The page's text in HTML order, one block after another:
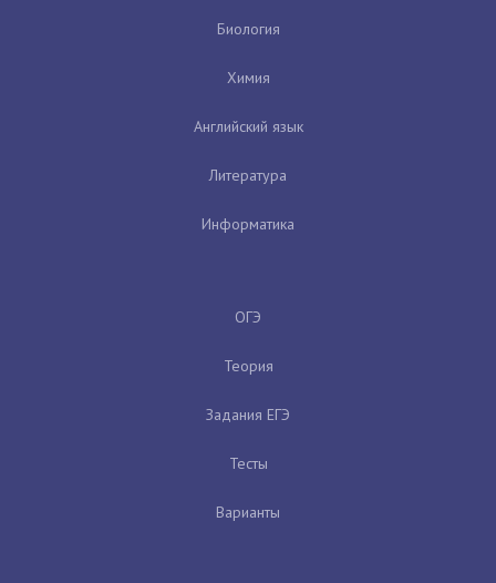
Биология
Химия
Английский язык
Литература
Информатика
ОГЭ
Теория
Задания ЕГЭ
Тесты
Варианты